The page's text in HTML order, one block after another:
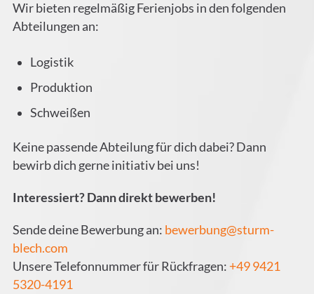
Wir bieten regelmäßig Ferienjobs in den folgenden
Abteilungen an:
Logistik
Produktion
Schweißen
Keine passende Abteilung für dich dabei? Dann
bewirb dich gerne initiativ bei uns!
Interessiert? Dann direkt bewerben!
Sende deine Bewerbung an: bewerbung@sturm-
blech.com
Unsere Telefonnummer für Rückfragen: +49 9421
5320-4191